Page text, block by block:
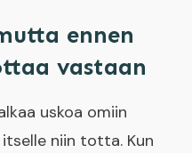
ennen
vastaan
uskoa omiin
niin totta. Kun